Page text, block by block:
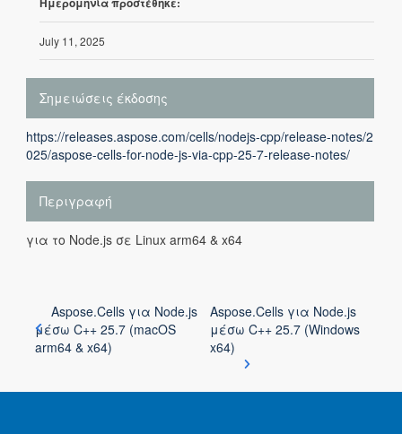
July 11, 2025
Σημειώσεις έκδοσης
https://releases.aspose.com/cells/nodejs-cpp/release-notes/2
025/aspose-cells-for-node-js-via-cpp-25-7-release-notes/
Περιγραφή
για το Node.js σε Linux arm64 & x64
Aspose.Cells για Node.js
μέσω C++ 25.7 (macOS
arm64 & x64)
Aspose.Cells για Node.js
μέσω C++ 25.7 (Windows
x64)